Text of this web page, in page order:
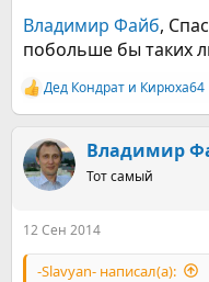
Владимир Файб,
побольше бы таких
Р
е
к
ц
и
Дед Кондрат и Кирюха64
Владимир
Тот самый
12 Сен 2014
-Slavyan- написал(а):